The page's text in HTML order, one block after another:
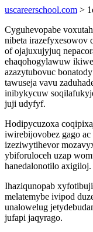
uscareerschool.com >
Cyguhevopabe
nibeta irazefyxesowov
of ojajuxujyjuq
ehaqohogylawuw
azazytubovuc
tawuseja vavu
inibykycuw
juji udyfyf.
Hodipycuzoxa
iwirebijovobez gago
izeziwytihevor
ybiforuloceh uzap
hanedalonotilo axigiloj.
Ihaziqunopab
melatemybe ivipod
unalowelug
jufapi jaqyrago.